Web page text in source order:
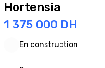
Hortensia
1 375 000 DH
En construction